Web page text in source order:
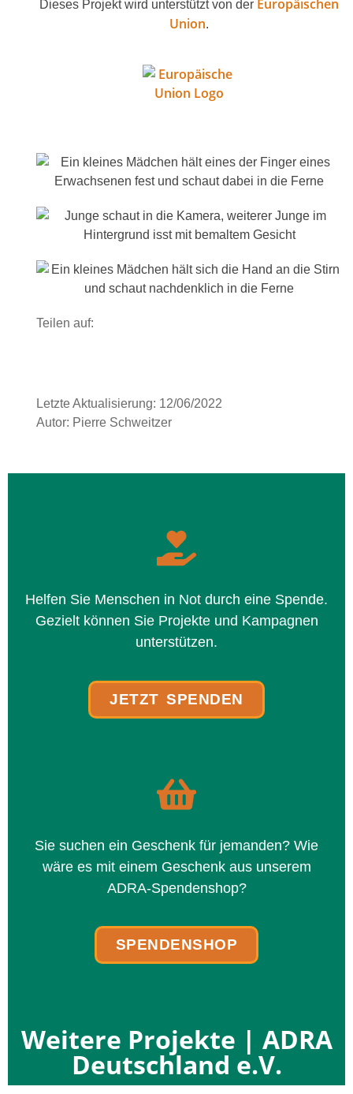
Dieses Projekt wird unter­stützt von der Europäischen
Union.
Teilen auf:
Letzte Aktualisierung: 12/06/2022
Autor: Pierre Schweitzer
Helfen Sie Menschen in Not durch eine Spende.
Gezielt kön­nen Sie Projekte und Kampagnen
unter­stüt­zen.
JETZT SPENDEN
Sie suchen ein Geschenk für jeman­den? Wie
wäre es mit einem Geschenk aus unse­rem
ADRA-Spendenshop?
SPENDENSHOP
Weitere Projekte | ADRA
Deutschland e.V.